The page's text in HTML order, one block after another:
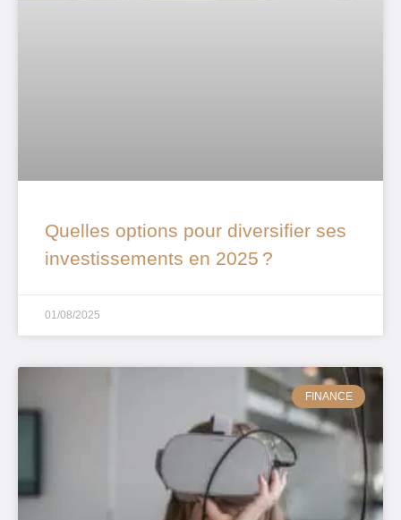
Quelles options pour diversifier ses
investissements en 2025 ?
01/08/2025
FINANCE